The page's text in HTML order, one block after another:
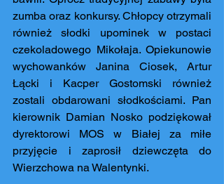
zumba oraz konkursy. Chłopcy otrzymali
również słodki upominek w postaci
czekoladowego Mikołaja. Opiekunowie
wychowanków Janina Ciosek, Artur
Łącki i Kacper Gostomski również
zostali obdarowani słodkościami. Pan
kierownik Damian Nosko podziękował
dyrektorowi MOS w Białej za miłe
przyjęcie i zaprosił dziewczęta do
Wierzchowa na Walentynki.